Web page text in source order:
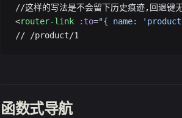
//这样的写法是不会留下历史痕迹,回退键
<router-link :to="{ name:
// /product/1
函数式导航